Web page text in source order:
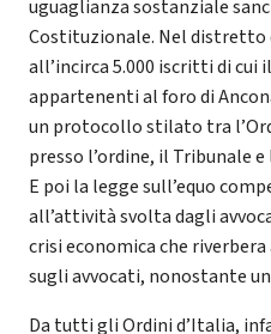
uguaglianza sostanziale
Costituzionale. Nel distretto
all’incirca 5.000 iscritti di cui
appartenenti al foro di
un protocollo stilato tra
presso l’ordine, il Tribunale
E poi la legge sull’equo
all’attività svolta dagli
crisi economica che
sugli avvocati, nonostante
Da tutti gli Ordini d’Italia,